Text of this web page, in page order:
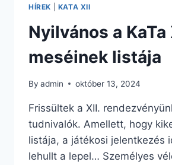
HÍREK KATA XII
Nyilvános a KaTa
meséinek listája
By admin október 13, 2024
Frissültek a XII.
tudnivalók. Amellett, hogy
listája, a játékosi jelentkezés
lehullt a lepel… Személyes